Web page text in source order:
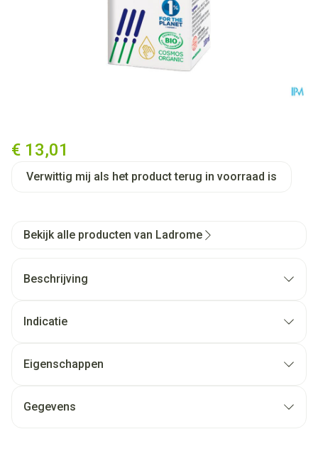
€ 13,01
Verwittig mij als het product terug in voorraad is
Bekijk alle producten van Ladrome
Beschrijving
Indicatie
Eigenschappen
Gegevens